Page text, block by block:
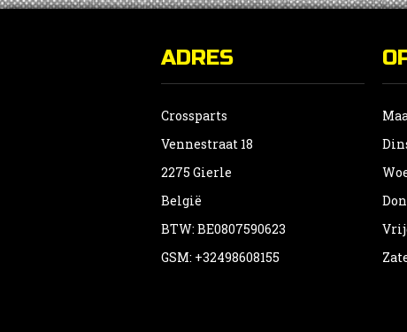
ADRES
Crossparts
Vennestraat 18
2275 Gierle
België
BTW: BE0807590623
GSM: +32498608155